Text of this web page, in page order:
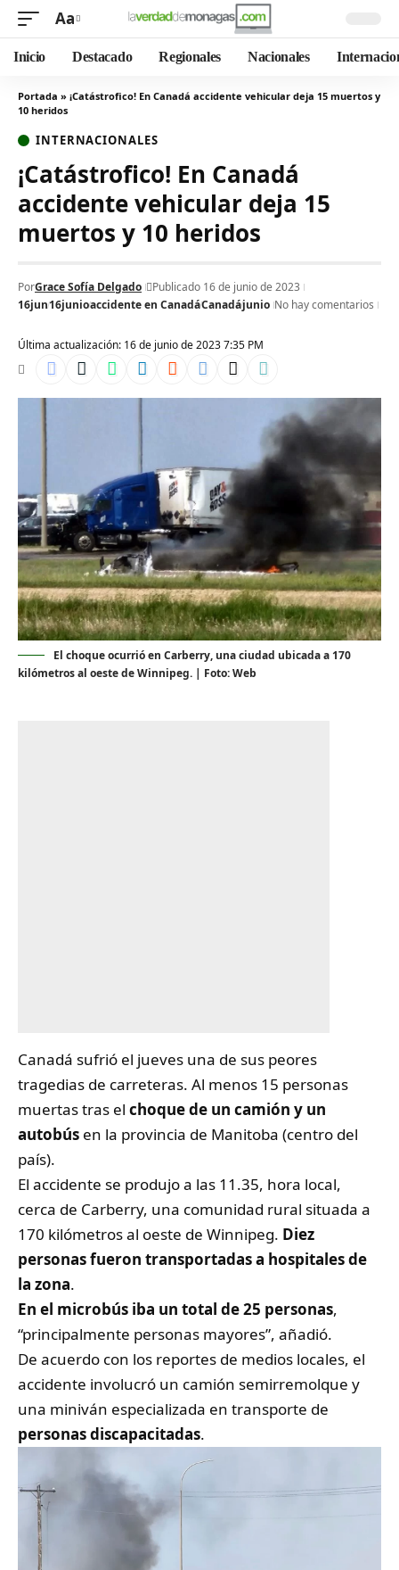
Aa
Inicio Destacado Regionales Nacionales
Portada » ¡Catástrofico! En Canadá accidente vehicular deja 15 muertos y
10 heridos
INTERNACIONALES
¡Catástrofico! En Canadá
accidente vehicular deja 15
muertos y 10 heridos
Última actualización: 16 de junio de 2023 7:35 PM
PorGrace Sofía Delgado
Publicado 16 de junio de 2023
16jun16junioaccidente en CanadáCanadájunio No hay comentarios
El choque ocurrió en Carberry, una ciudad ubicada a 170
kilómetros al oeste de Winnipeg. | Foto: Web
Canadá sufrió el jueves una de sus peores
tragedias de carreteras. Al menos 15 personas
muertas tras el choque de un camión y un
autobús en la provincia de Manitoba (centro del
país).
El accidente se produjo a las 11.35, hora local,
cerca de Carberry, una comunidad rural situada a
170 kilómetros al oeste de Winnipeg. Diez
personas fueron transportadas a hospitales de
la zona.
En el microbús iba un total de 25 personas,
“principalmente personas mayores”, añadió.
De acuerdo con los reportes de medios locales, el
accidente involucró un camión semirremolque y
una miniván especializada en transporte de
personas discapacitadas.